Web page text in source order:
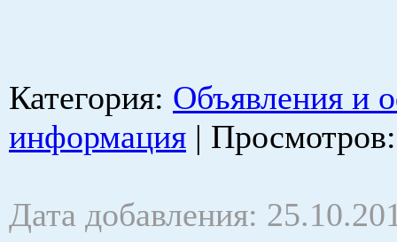
Категория: Объявления и
информация | Просмотров
Дата добавления: